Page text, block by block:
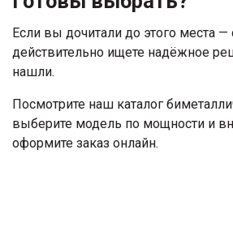
Если вы дочитали до этого места
действительно ищете надёжное
нашли.
Посмотрите наш каталог
выберите модель по мощности и
оформите заказ онлайн.